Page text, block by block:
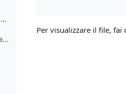
FACSIMILE DI PROVA DI ESAME IN MODALITA' STANDARDL...
Facsimile di prova di esame standard
Per visualizzare il file, fai